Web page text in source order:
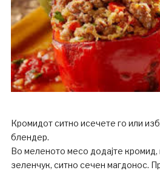
Кромидот ситно исечете го или
блендер.
Во меленото месо додајте кромид,
зеленчук, ситно сечен магдонос.